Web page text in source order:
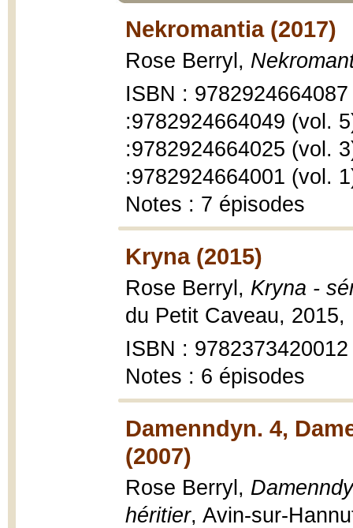
Nekromantia (2017)
Rose Berryl,
ISBN :
:9782924664049 (vol.
:9782924664025 (vol.
:9782924664001 (vol.
Notes : 7 épisodes
Kryna (2015)
Rose Berryl, Kryna -
du Petit Caveau, 2015,
ISBN : 9782373420012
Notes : 6 épisodes
Damenndyn. 4,
(2007)
Rose Berryl,
héritier, Avin-sur-